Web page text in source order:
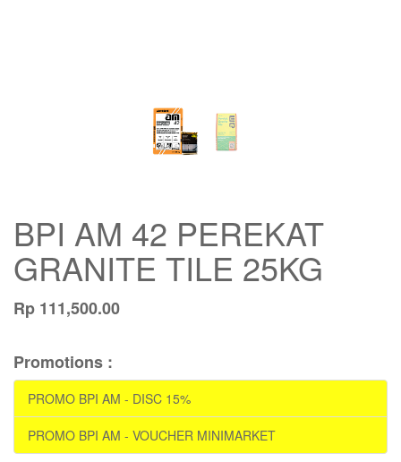
BPI AM 42 PEREKAT
GRANITE TILE 25KG
Rp 111,500.00
Promotions :
PROMO BPI AM - DISC 15%
PROMO BPI AM - VOUCHER MINIMARKET